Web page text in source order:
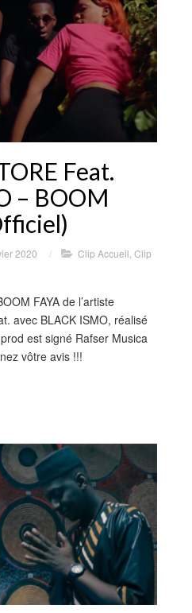
Feat.
– BOOM
2020 / Clip Accueil Clip
FAYA de l’artiste
avec BLACK ISMO, réalisé
est signé Rafser Musica
vôtre avis !!!